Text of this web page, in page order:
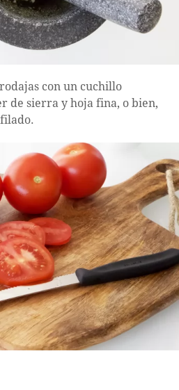
con un cuchillo
de sierra y hoja fina, o bien,